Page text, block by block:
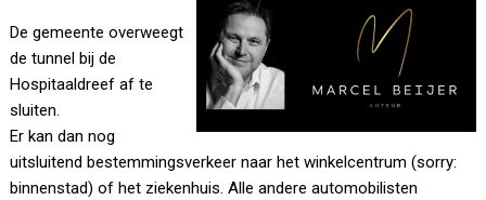
De gemeente overweegt
de tunnel bij de
Hospitaaldreef af te
sluiten.
Er kan dan nog
uitsluitend bestemmingsverkeer naar het winkelcentrum (sorry:
binnenstad) of het ziekenhuis. Alle andere automobilisten